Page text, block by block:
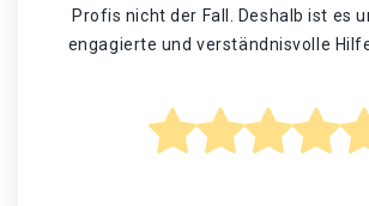
Profis nicht der Fall. Deshalb ist es
engagierte und verständnisvolle